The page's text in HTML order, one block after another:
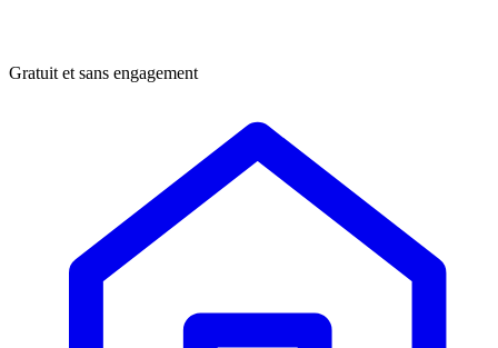
Gratuit et sans engagement